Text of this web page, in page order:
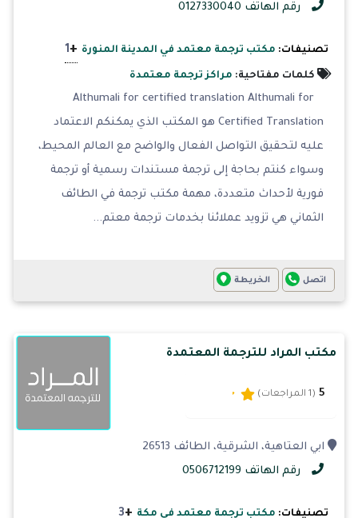
رقم الهاتف 0127330040
تصنيفات: مكتب ترجمة معتمد في المدينة المنورة +
1
كلمات مفتاحية: مراكز ترجمة معتمدة
Althumali for certified translation Althumali for
Certified Translation هو المكتب الذي يمكنكم الاعتماد
عليه لتحقيق التواصل الفعال والواضح مع العالم المحيط،
وسواء كنتم بحاجة إلى ترجمة مستندات رسمية أو ترجمة
فورية لأحداث متعددة، مهمة مكتب ترجمة في الطائف
الثماني هي تزويد عملائنا بخدمات ترجمة معتم...
اتصل الخريطة
مكتب المراد للترجمة المعتمدة
5 (1 المراجعات)
ابي العتاهية، الشرقية، الطائف 26513
رقم الهاتف 0506712199
تصنيفات: مكتب ترجمة معتمد في مكة +
3